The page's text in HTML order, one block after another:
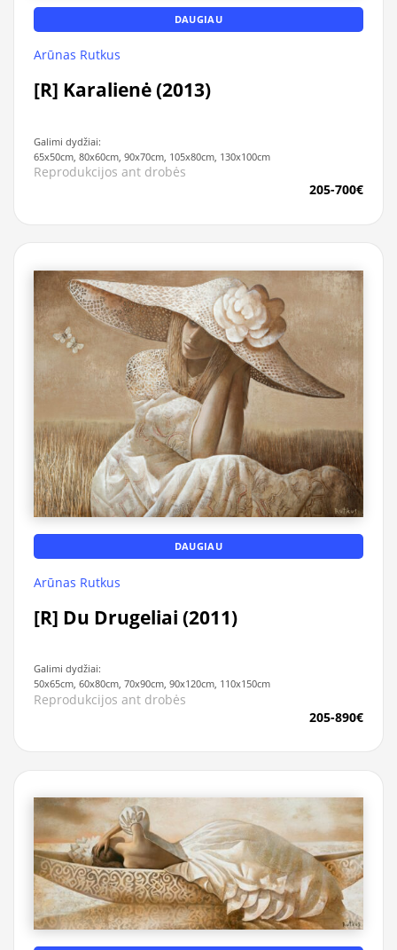
DAUGIAU
Arūnas Rutkus
[R] Karalienė (2013)
Galimi dydžiai:
65x50cm, 80x60cm, 90x70cm, 105x80cm, 130x100cm
Reprodukcijos ant drobės
205-700€
DAUGIAU
Arūnas Rutkus
[R] Du Drugeliai (2011)
Galimi dydžiai:
50x65cm, 60x80cm, 70x90cm, 90x120cm, 110x150cm
Reprodukcijos ant drobės
205-890€